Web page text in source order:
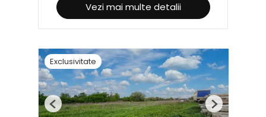
Vezi mai multe detalii
Exclusivitate
Previous Next